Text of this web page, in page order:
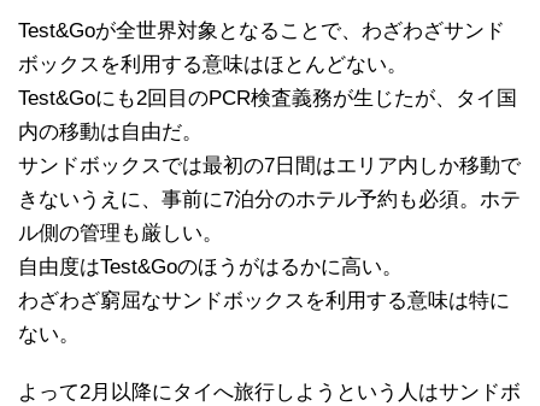
Test&Goが全世界対象となることで、わざわざサンド
ボックスを利用する意味はほとんどない。
Test&Goにも2回目のPCR検査義務が生じたが、タイ国
内の移動は自由だ。
サンドボックスでは最初の7日間はエリア内しか移動で
きないうえに、事前に7泊分のホテル予約も必須。ホテ
ル側の管理も厳しい。
自由度はTest&Goのほうがはるかに高い。
わざわざ窮屈なサンドボックスを利用する意味は特に
ない。
よって2月以降にタイへ旅行しようという人はサンドボ